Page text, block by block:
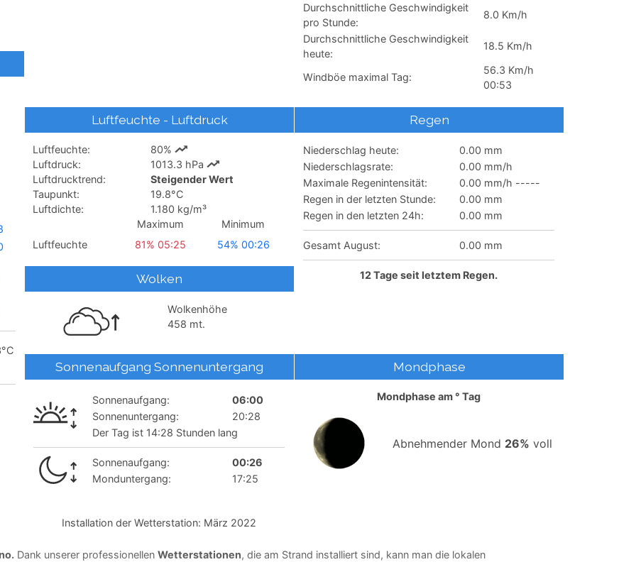
Durchschnittliche Geschwindigkeit
pro Stunde:
8.0 Km/h
Durchschnittliche Geschwindigkeit
heute:
18.5 Km/h
Windböe maximal Tag:
56.3 Km/h
00:53
Luftfeuchte - Luftdruck
Luftfeuchte:
80%
Luftdruck:
1013.3 hPa
Luftdrucktrend:
Steigender Wert
Taupunkt:
19.8°C
Luftdichte:
1.180 kg/m³
Maximum
Minimum
Luftfeuchte
81% 05:25 54% 00:26
Wolken
Wolkenhöhe
458 mt.
Regen
Niederschlag heute:
0.00 mm
Niederschlagsrate:
0.00 mm/h
Maximale Regenintensität:
0.00 mm/h -----
Regen in der letzten Stunde:
0.00 mm
Regen in den letzten 24h:
0.00 mm
Gesamt August: 0.00 mm
12Tage seit letztem Regen.
Sonnenaufgang Sonnenuntergang
Sonnenaufgang:
06:00
Sonnenuntergang:
20:28
Der Tag ist 14:28 Stunden lang
Sonnenaufgang:
00:26
Monduntergang:
17:25
Mondphase
Mondphase am ° Tag
Abnehmender Mond 26% voll
Installation der Wetterstation: März 2022
Dank unserer professionellen Wetterstationen, die am Strand installiert sind, kann man die lokalen